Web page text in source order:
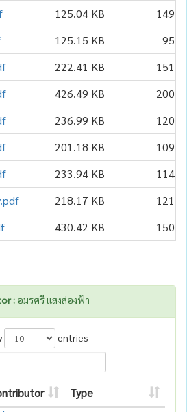
125.04 KB 149
125.15 KB 95
222.41 KB 151
426.49 KB 200
236.99 KB 120
201.18 KB 109
233.94 KB 114
218.17 KB 121
430.42 KB 150
:อมรศรี แสงส่องฟ้า
entries
Type